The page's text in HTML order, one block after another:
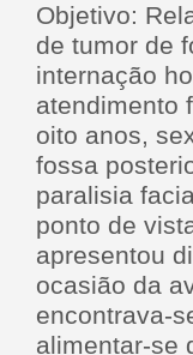
Objetivo:
de tumor de
internação
atendimento
oito anos,
fossa
paralisia
ponto de
apresentou
ocasião da
encontrava-
alimentar-se